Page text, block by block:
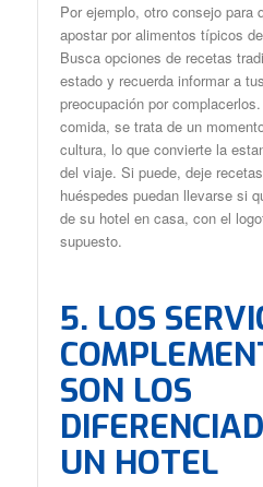
Por ejemplo, otro consejo para
apostar por alimentos típicos
Busca opciones de recetas
estado y recuerda informar a
preocupación por
comida, se trata de un
cultura, lo que convierte la
del viaje. Si puede, deje
huéspedes puedan llevarse si
de su hotel en casa, con el
supuesto.
5. LOS
SON LOS
UN HOTEL